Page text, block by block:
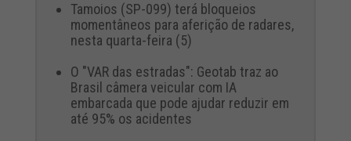
Tamoios (SP-099) terá bloqueios
momentâneos para aferição de radares,
nesta quarta-feira (5)
O "VAR das estradas": Geotab traz ao
Brasil câmera veicular com IA
embarcada que pode ajudar reduzir em
até 95% os acidentes